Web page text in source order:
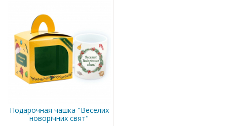
Подарочная чашка "Веселих
новорічних свят"